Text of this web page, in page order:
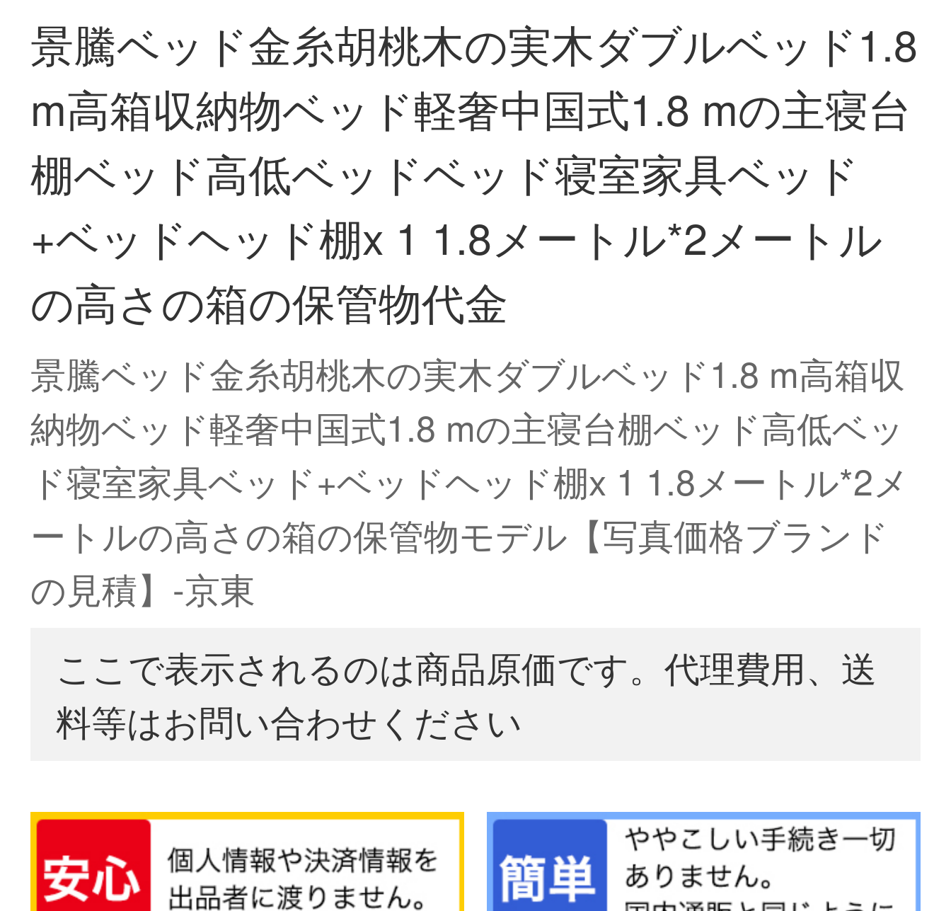
景騰ベッド金糸胡桃木の実木ダブルベッド1.8
m高箱収納物ベッド軽奢中国式1.8 mの主寝台
棚ベッド高低ベッドベッド寝室家具ベッド
+ベッドヘッド棚x 1 1.8メートル*2メートル
の高さの箱の保管物代金
景騰ベッド金糸胡桃木の実木ダブルベッド1.8 m高箱収
納物ベッド軽奢中国式1.8 mの主寝台棚ベッド高低ベッ
ド寝室家具ベッド+ベッドヘッド棚x 1 1.8メートル*2メ
ートルの高さの箱の保管物モデル【写真価格ブランド
の見積】-京東
ここで表示されるのは商品原価です。代理費用、送
料等はお問い合わせください